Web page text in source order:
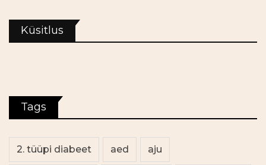
Küsitlus
Tags
2. tüüpi diabeet aed aju